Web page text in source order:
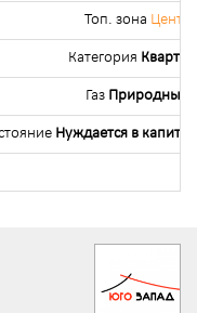
Топ. зона Центр
Категория
Газ Природный
Нуждается в